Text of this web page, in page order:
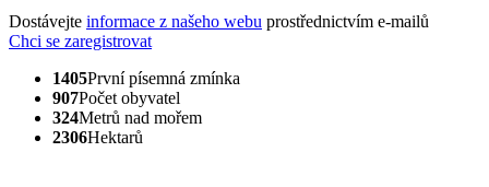
Dostávejte informace z našeho webu prostřednictvím e-mailů
Chci se zaregistrovat
1405První písemná zmínka
907Počet obyvatel
324Metrů nad mořem
2306Hektarů